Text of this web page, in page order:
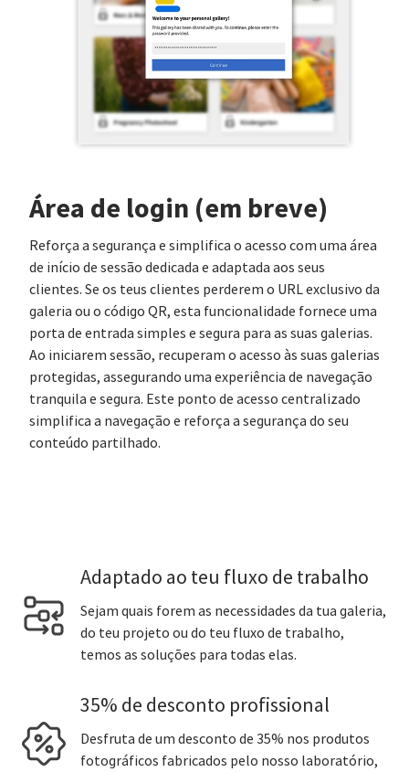
Área de login (em breve)
Reforça a segurança e simplifica o acesso com uma área
de início de sessão dedicada e adaptada aos seus
clientes. Se os teus clientes perderem o URL exclusivo da
galeria ou o código QR, esta funcionalidade fornece uma
porta de entrada simples e segura para as suas galerias.
Ao iniciarem sessão, recuperam o acesso às suas galerias
protegidas, assegurando uma experiência de navegação
tranquila e segura. Este ponto de acesso centralizado
simplifica a navegação e reforça a segurança do seu
conteúdo partilhado.
Adaptado ao teu fluxo de trabalho
Sejam quais forem as necessidades da tua galeria,
do teu projeto ou do teu fluxo de trabalho,
temos as soluções para todas elas.
35% de desconto profissional
Desfruta de um desconto de 35% nos produtos
fotográficos fabricados pelo nosso laboratório,